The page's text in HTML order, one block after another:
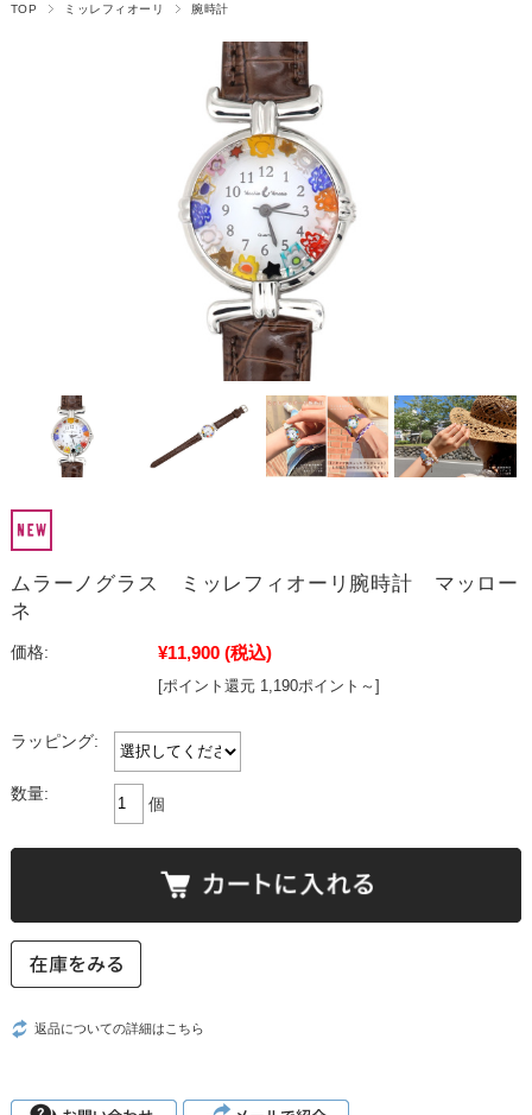
TOP ミッレフィオーリ 腕時計
ムラーノグラス ミッレフィオーリ腕時計 マッロー
ネ
価格: ¥11,900 (税込)
[ポイント還元 1,190ポイント～]
ラッピング:
数量:
個
返品についての詳細はこちら